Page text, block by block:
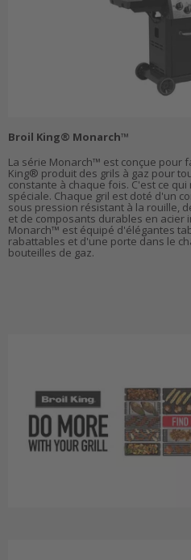
Broil King® Monarch™
La série Monarch™ est conçue pour
King® produit des grils à gaz pour
constante à chaque fois. C'est ce
spéciale. Chaque gril est doté d'un
sous pression résistant à la rouille,
et de composants durables en acier
Monarch™ est équipé d'élégantes
rabattables et d'une porte dans le
bouteilles de gaz.